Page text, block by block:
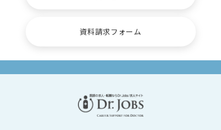
資料請求フォーム